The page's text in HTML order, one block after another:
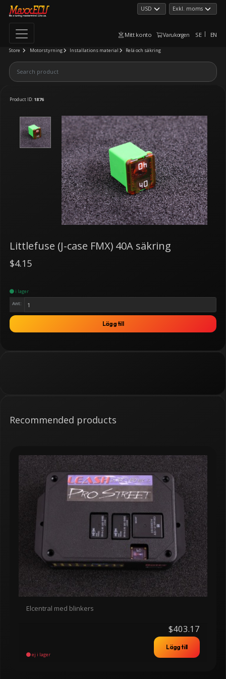
Mitt konto Varukorgen SE EN
Store Motorstyrning Installations material Relä och säkring
Product ID: 1876
Littlefuse (J-case FMX) 40A säkring
$4.15
i lager
Ant:
Lägg till
Recommended products
Elcentral med blinkers
$403.17
ej i lager
Lägg till